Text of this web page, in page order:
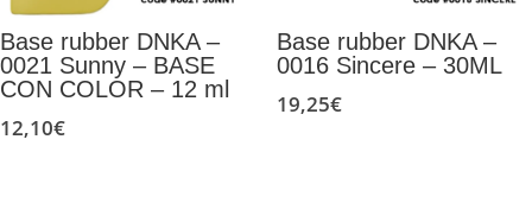
Base rubber DNKA –
0021 Sunny – BASE
CON COLOR – 12 ml
12,10€
Base rubber DNKA –
0016 Sincere – 30ML
19,25€